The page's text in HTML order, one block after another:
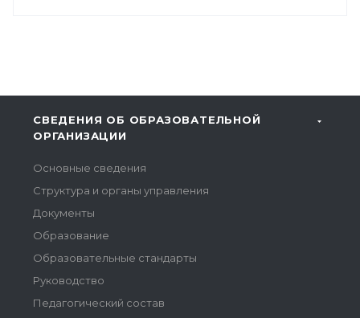
СВЕДЕНИЯ ОБ ОБРАЗОВАТЕЛЬНОЙ
ОРГАНИЗАЦИИ
Основные сведения
Структура и органы управления
Документы
Образование
Образовательные стандарты
Руководство
Педагогический состав